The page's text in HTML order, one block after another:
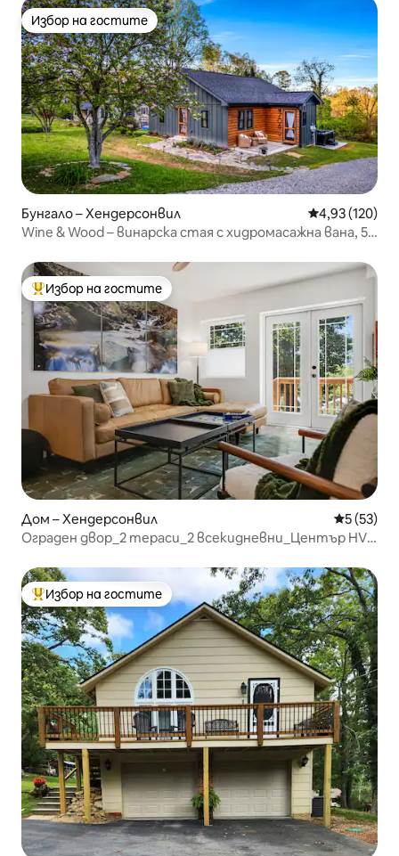
Избор на гостите
Избор на гостите
Бунгало – Хендерсонвил Средна
4,93 (120)
Wine & Wood – винарска стая с хидромасажна вана, 5
Най-популярен избор на гостите
Избор на гостите
Дом – Хендерсонвил Средна
5 (53)
Ограден двор_2 тераси_2 всекидневни_Център HVL
Най-популярен избор на гостите
Избор на гостите